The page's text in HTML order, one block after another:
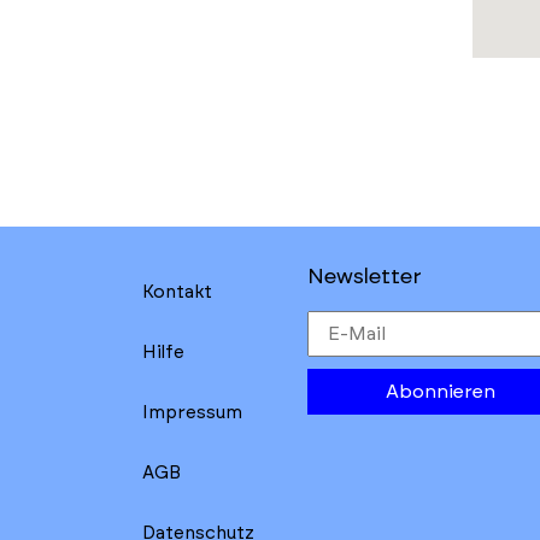
Kontakt
Hilfe
Impressum
AGB
Datenschutz
Newsletter
Abonnieren